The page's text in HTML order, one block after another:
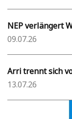
NEP verlängert
09.07.26
Arri trennt sich
13.07.26